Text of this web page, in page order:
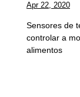
Apr 22, 2020
Sensores de
controlar a
alimentos